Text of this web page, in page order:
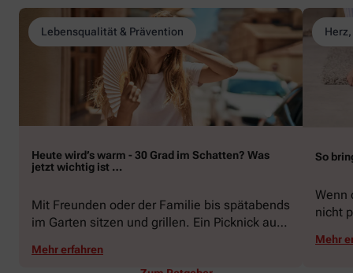
Lebensqualität & Prävention
Heute wird’s warm - 30 Grad im Schatten? Was
jetzt wichtig ist …
Mit Freunden oder der Familie bis spätabends
im Garten sitzen und grillen. Ein Picknick auf
den See gleiten oder eine Radtour durch die
Mehr erfahren
So
Wenn
nicht
Mehr